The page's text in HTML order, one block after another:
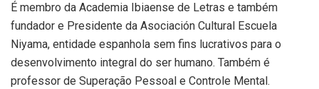
É membro da Academia Ibiaense de Letras e também
fundador e Presidente da Asociación Cultural Escuela
Niyama, entidade espanhola sem fins lucrativos para o
desenvolvimento integral do ser humano. Também é
professor de Superação Pessoal e Controle Mental.